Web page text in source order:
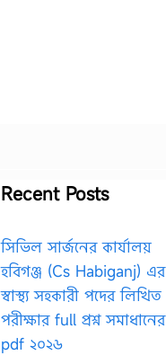
Recent Posts
সিভিল সার্জনের কার্যালয়
হবিগঞ্জ (Cs Habiganj) এর
স্বাস্থ্য সহকারী পদের লিখিত
পরীক্ষার full প্রশ্ন সমাধানের
pdf ২০২৬